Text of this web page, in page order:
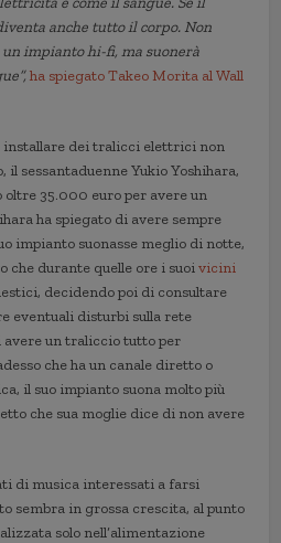
anche tutto il corpo. Non
impianto hi-fi, ma suonerà
ha spiegato Takeo Morita al Wall
installare dei tralicci elettrici non
il sessantaduenne Yukio Yoshihara,
oltre 35.000 euro per avere un
ha spiegato di avere sempre
impianto suonasse meglio di notte,
che durante quelle ore i suoivicini
decidendo poi di consultare
eventuali disturbi sulla rete
un traliccio tutto per
che ha un canale diretto o
il suo impianto suona molto più
che sua moglie dice di non avere
di musica interessati a farsi
sembra in grossa crescita, al punto
solo nell’alimentazione